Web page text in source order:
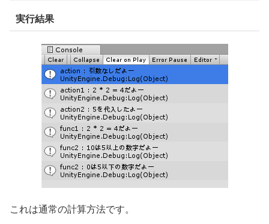
実行結果
これは通常の計算方法です。